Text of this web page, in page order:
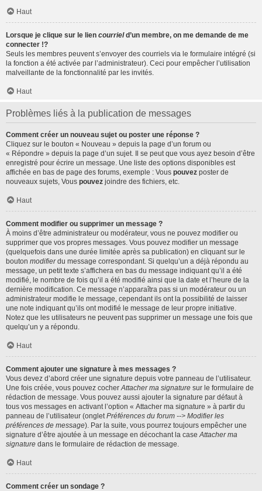
Haut
Lorsque je clique sur le lien courrield’un membre, on me demande de me
connecter !?
Seuls les membres peuvent s’envoyer des courriels via le formulaire intégré (si
la fonction a été activée par l’administrateur). Ceci pour empêcher l’utilisation
malveillante de la fonctionnalité par les invités.
Haut
Problèmes liés à la publication de messages
Comment créer un nouveau sujet ou poster une réponse ?
Cliquez sur le bouton « Nouveau » depuis la page d’un forum ou
« Répondre » depuis la page d’un sujet. Il se peut que vous ayez besoin d’être
enregistré pour écrire un message. Une liste des options disponibles est
affichée en bas de page des forums, exemple : Vous pouvez poster de
nouveaux sujets, Vous pouvez joindre des fichiers, etc.
Haut
Comment modifier ou supprimer un message ?
À moins d’être administrateur ou modérateur, vous ne pouvez modifier ou
supprimer que vos propres messages. Vous pouvez modifier un message
(quelquefois dans une durée limitée après sa publication) en cliquant sur le
bouton modifierdu message correspondant. Si quelqu’un a déjà répondu au
message, un petit texte s’affichera en bas du message indiquant qu’il a été
modifié, le nombre de fois qu’il a été modifié ainsi que la date et l’heure de la
dernière modification. Ce message n’apparaîtra pas si un modérateur ou un
administrateur modifie le message, cependant ils ont la possibilité de laisser
une note indiquant qu’ils ont modifié le message de leur propre initiative.
Notez que les utilisateurs ne peuvent pas supprimer un message une fois que
quelqu’un y a répondu.
Haut
Comment ajouter une signature à mes messages ?
Vous devez d’abord créer une signature depuis votre panneau de l’utilisateur.
Une fois créée, vous pouvez cocherAttacher ma signature sur le formulaire de
rédaction de message. Vous pouvez aussi ajouter la signature par défaut à
tous vos messages en activant l’option « Attacher ma signature » à partir du
panneau de l’utilisateur (ongletPréférences du forum --> Modifier les
préférences de message). Par la suite, vous pourrez toujours empêcher une
signature d’être ajoutée à un message en décochant la caseAttacher ma
signature dans le formulaire de rédaction de message.
Haut
Comment créer un sondage ?